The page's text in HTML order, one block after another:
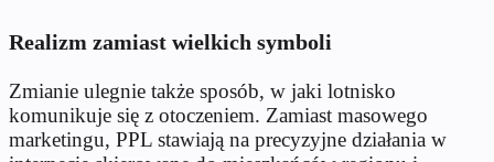
Realizm zamiast wielkich symboli
Zmianie ulegnie także sposób, w jaki lotnisko
komunikuje się z otoczeniem. Zamiast masowego
marketingu, PPL stawiają na precyzyjne działania w